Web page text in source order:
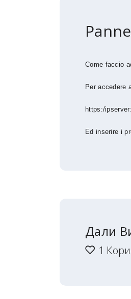
Come faccio
Per accedere
https:/
Ed inserire i
Дали
1